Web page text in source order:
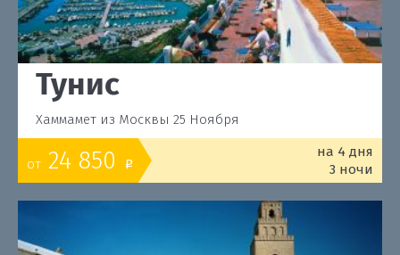
Тунис
Хаммамет из Москвы 25 Ноября
от 24 850 o
на 4 дня
3 ночи